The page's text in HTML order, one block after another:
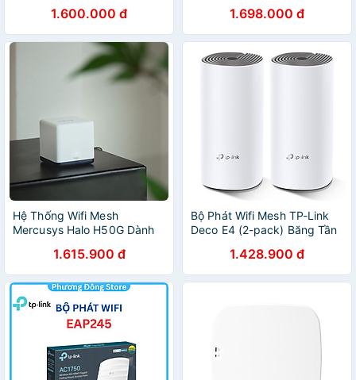
Hàng Chính Hãng
1.600.000 đ 1.698.000 đ
Hệ Thống Wifi Mesh
Mercusys Halo H50G Dành
- Hàng Chính Hãng
1.615.900 đ
Bộ Phát Wifi Mesh TP-Link
Deco E4 (2-pack) Băng Tần
Hàng Chính Hãng
1.428.900 đ